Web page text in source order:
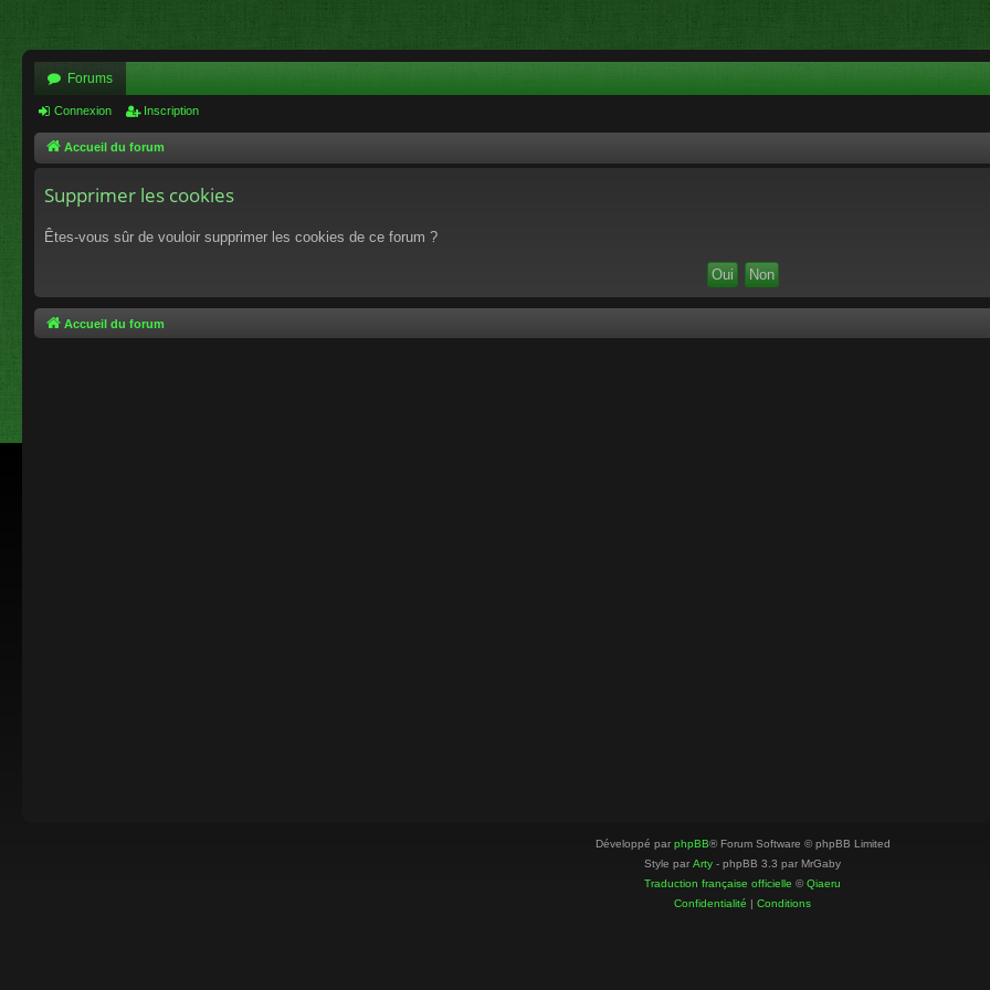
Forums
Connexion Inscription
Accueil du forum
Supprimer les cookies
Êtes-vous sûr de vouloir supprimer les cookies de ce forum ?
Accueil du forum
Développé par phpBB® Forum Software © phpBB Limited
Style par Arty - phpBB 3.3 par MrGaby
Traduction française officielle ©Qiaeru
Confidentialité | Conditions